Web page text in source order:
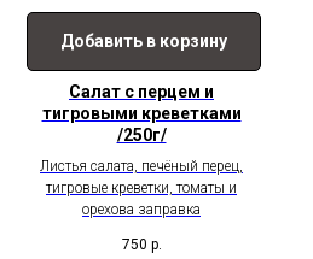
Добавить в корзину
Салат с перцем и
тигровыми креветками
/250г/
Листья салата, печёный перец,
тигровые креветки, томаты и
орехова заправка
750 р.